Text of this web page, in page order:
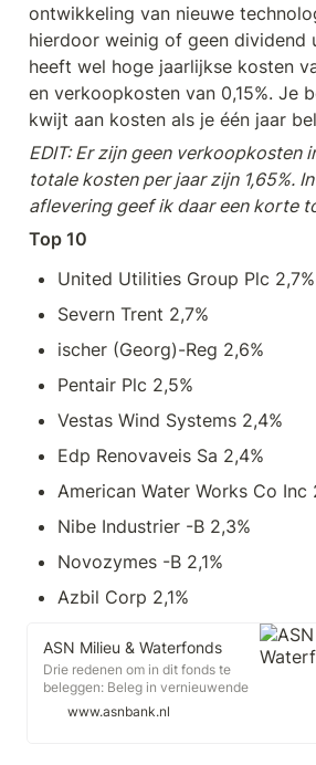
ontwikkeling van nieuwe
hierdoor weinig of geen dividend
heeft wel hoge jaarlijkse kosten
en verkoopkosten van 0,15%. Je
kwijt aan kosten als je één jaar
EDIT: Er zijn geen verkoopkosten
totale kosten per jaar zijn 1,65%.
aflevering geef ik daar een korte
Top 10
United Utilities Group Plc 2,7%
Severn Trent 2,7%
ischer (Georg)-Reg 2,6%
Pentair Plc 2,5%
Vestas Wind Systems 2,4%
Edp Renovaveis Sa 2,4%
American Water Works Co Inc
Nibe Industrier -B 2,3%
Novozymes -B 2,1%
Azbil Corp 2,1%
ASN Milieu & Waterfonds
Drie redenen om in dit fonds te
beleggen: Beleg in vernieuwende
bedrijven met duurzame
www.asnbank.nl